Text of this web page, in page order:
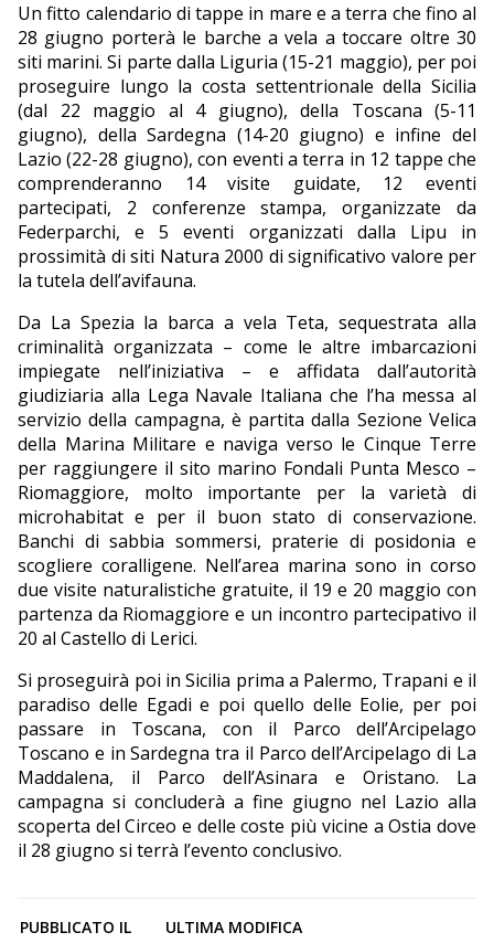
Un fitto calendario di tappe in mare e a terra che fino al
28 giugno porterà le barche a vela a toccare oltre 30
siti marini. Si parte dalla Liguria (15-21 maggio), per poi
proseguire lungo la costa settentrionale della Sicilia
(dal 22 maggio al 4 giugno), della Toscana (5-11
giugno), della Sardegna (14-20 giugno) e infine del
Lazio (22-28 giugno), con eventi a terra in 12 tappe che
comprenderanno 14 visite guidate, 12 eventi
partecipati, 2 conferenze stampa, organizzate da
Federparchi, e 5 eventi organizzati dalla Lipu in
prossimità di siti Natura 2000 di significativo valore per
la tutela dell’avifauna.
Da La Spezia la barca a vela Teta, sequestrata alla
criminalità organizzata – come le altre imbarcazioni
impiegate nell’iniziativa – e affidata dall’autorità
giudiziaria alla Lega Navale Italiana che l’ha messa al
servizio della campagna, è partita dalla Sezione Velica
della Marina Militare e naviga verso le Cinque Terre
per raggiungere il sito marino Fondali Punta Mesco –
Riomaggiore, molto importante per la varietà di
microhabitat e per il buon stato di conservazione.
Banchi di sabbia sommersi, praterie di posidonia e
scogliere coralligene. Nell’area marina sono in corso
due visite naturalistiche gratuite, il 19 e 20 maggio con
partenza da Riomaggiore e un incontro partecipativo il
20 al Castello di Lerici.
Si proseguirà poi in Sicilia prima a Palermo, Trapani e il
paradiso delle Egadi e poi quello delle Eolie, per poi
passare in Toscana, con il Parco dell’Arcipelago
Toscano e in Sardegna tra il Parco dell’Arcipelago di La
Maddalena, il Parco dell’Asinara e Oristano. La
campagna si concluderà a fine giugno nel Lazio alla
scoperta del Circeo e delle coste più vicine a Ostia dove
il 28 giugno si terrà l’evento conclusivo.
PUBBLICATO IL
ULTIMA MODIFICA